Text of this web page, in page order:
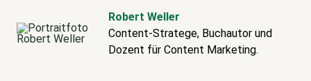
Robert Weller
Content-Stratege, Buchautor und
Dozent für Content Marketing.